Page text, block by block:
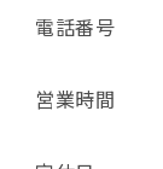
電話番号
営業時間